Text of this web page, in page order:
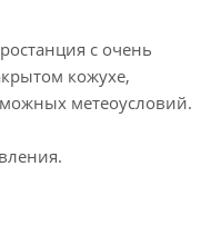
с очень
кожухе,
метеоусловий.